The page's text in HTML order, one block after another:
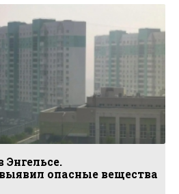
Энгельсе.
опасные вещества